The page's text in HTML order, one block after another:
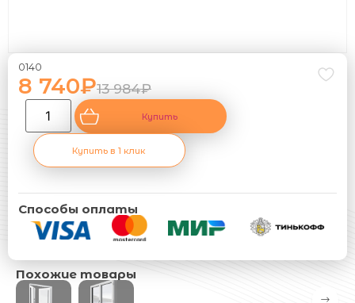
Похожие товары
0140
13 984₽
8 740₽
Купить
Купить в 1 клик
Способы оплаты